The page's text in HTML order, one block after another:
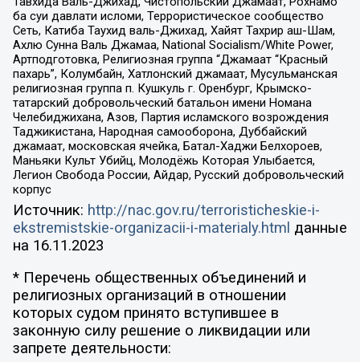
ба суи давлати исломи, Террористическое сообщество
Сеть, Катиба Таухид валь-Джихад, Хайят Тахрир аш-Шам,
Ахлю Сунна Валь Джамаа, National Socialism/White Power,
Артподготовка, Религиозная группа “Джамаат “Красный
пахарь”, Колумбайн, Хатлонский джамаат, Мусульманская
религиозная группа п. Кушкуль г. Оренбург, Крымско-
татарский добровольческий батальон имени Номана
Челебиджихана, Азов, Партия исламского возрождения
Таджикистана, Народная самооборона, Дуббайский
джамаат, московская ячейка, Батал-Хаджи Белхороев,
Маньяки Культ Убийц, Молодёжь Которая Улыбается,
Легион Свобода России, Айдар, Русский добровольческий
корпус
Источник: http://nac.gov.ru/terroristicheskie-i-
ekstremistskie-organizacii-i-materialy.html данные
на 16.11.2023
* Перечень общественных объединений и
религиозных организаций в отношении
которых судом принято вступившее в
законную силу решение о ликвидации или
запрете деятельности: